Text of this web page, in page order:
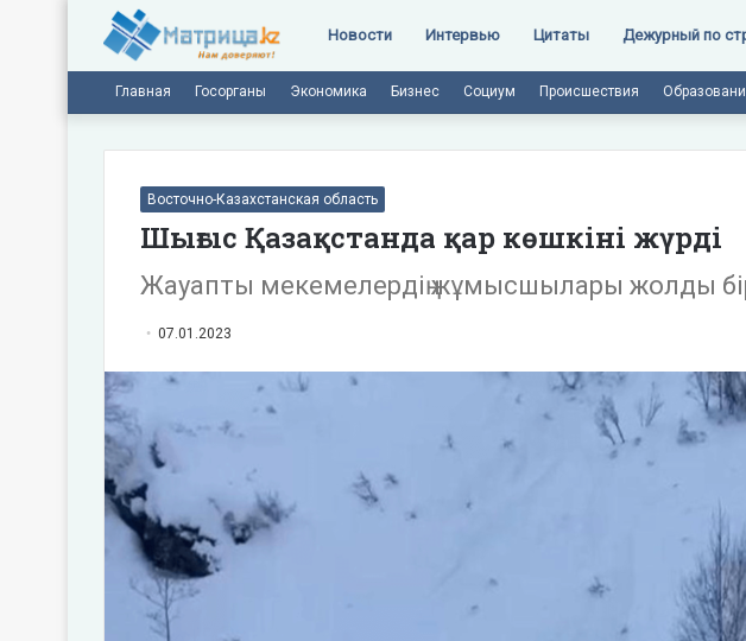
Новости Интервью Цитаты Дежурный по
Главная Госорганы Экономика Бизнес Социум Происшествия
Восточно-Казахстанская область
Шығыс Қазақстанда қар көшкіні жүрді
Жауапты мекемелердің жұмысшылары жолды
07.01.2023